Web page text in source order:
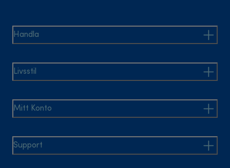
Handla
Livsstil
Mitt Konto
Support